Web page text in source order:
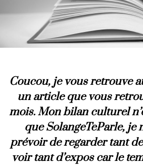
Coucou, je vous retrouve
un article que vous
mois. Mon bilan culturel
queSolangeTeParle, je
prévoir de regarder tant
voir tant d’expos car le